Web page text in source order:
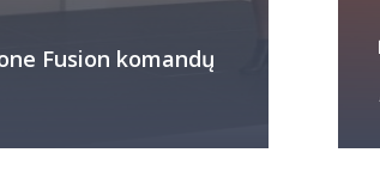
Fusion komandų